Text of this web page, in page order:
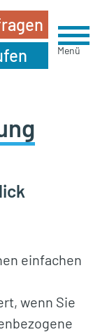
Menü
einfachen
wenn Sie